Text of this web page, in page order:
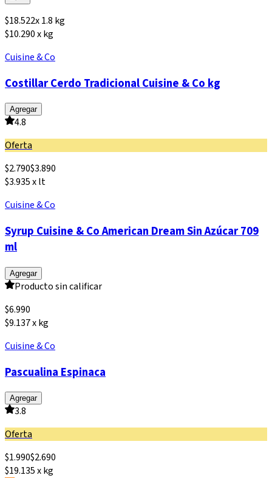
$18.522x1.8 kg
$10.290 x kg
Cuisine & Co
Costillar Cerdo Tradicional Cuisine & Co kg
Agregar
4.8
Oferta
$2.790$3.890
$3.935 x lt
Cuisine & Co
Syrup Cuisine & Co American Dream Sin Azúcar 709
ml
Agregar
Producto sin calificar
$6.990
$9.137 x kg
Cuisine & Co
Pascualina Espinaca
Agregar
3.8
Oferta
$1.990$2.690
$19.135 x kg